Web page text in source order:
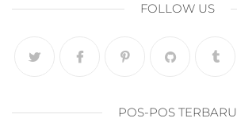
FOLLOW US
POS-POS TERBARU